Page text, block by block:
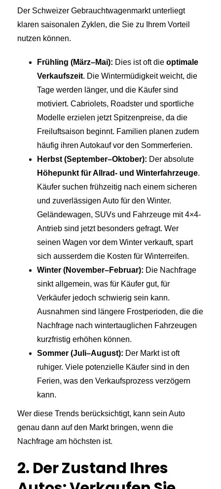
Der Schweizer Gebrauchtwagenmarkt unterliegt
klaren saisonalen Zyklen, die Sie zu Ihrem Vorteil
nutzen können.
Frühling (März–Mai): Dies ist oft die optimale
Verkaufszeit. Die Wintermüdigkeit weicht, die
Tage werden länger, und die Käufer sind
motiviert. Cabriolets, Roadster und sportliche
Modelle erzielen jetzt Spitzenpreise, da die
Freiluftsaison beginnt. Familien planen zudem
häufig ihren Autokauf vor den Sommerferien.
Herbst (September–Oktober): Der absolute
Höhepunkt für Allrad- und Winterfahrzeuge.
Käufer suchen frühzeitig nach einem sicheren
und zuverlässigen Auto für den Winter.
Geländewagen, SUVs und Fahrzeuge mit 4×4-
Antrieb sind jetzt besonders gefragt. Wer
seinen Wagen vor dem Winter verkauft, spart
sich ausserdem die Kosten für Winterreifen.
Winter (November–Februar): Die Nachfrage
sinkt allgemein, was für Käufer gut, für
Verkäufer jedoch schwierig sein kann.
Ausnahmen sind längere Frostperioden, die die
Nachfrage nach wintertauglichen Fahrzeugen
kurzfristig erhöhen können.
Sommer (Juli–August): Der Markt ist oft
ruhiger. Viele potenzielle Käufer sind in den
Ferien, was den Verkaufsprozess verzögern
kann.
Wer diese Trends berücksichtigt, kann sein Auto
genau dann auf den Markt bringen, wenn die
Nachfrage am höchsten ist.
2. Der Zustand Ihres